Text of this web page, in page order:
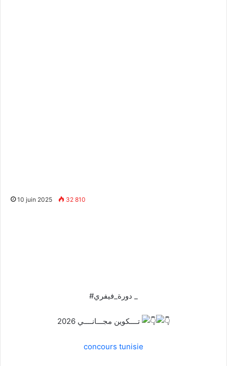
10 juin 2025 32 810
2026 تــــكوين مجـــانــــي
concours tunisie